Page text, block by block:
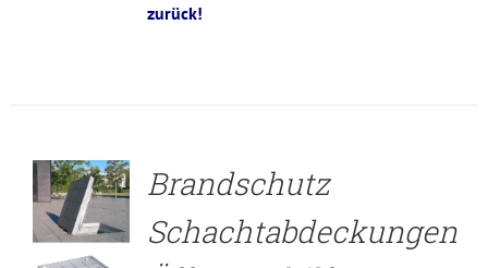
zurück!
Brandschutz
Schachtabdeckungen